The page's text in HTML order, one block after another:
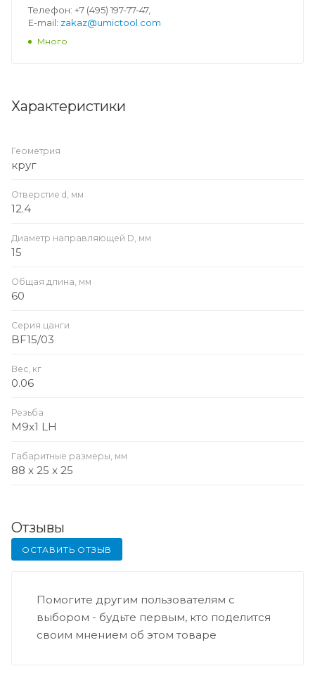
Телефон: +7 (495) 197-77-47,
E-mail: zakaz@umictool.com
Много
Характеристики
Геометрия
круг
Отверстие d, мм
12.4
Диаметр направляющей D, мм
15
Общая длина, мм
60
Серия цанги
BF15/03
Вес, кг
0.06
Резьба
M9x1 LH
Габаритные размеры, мм
88 x 25 x 25
Отзывы
ОСТАВИТЬ ОТЗЫВ
Помогите другим пользователям с
выбором - будьте первым, кто поделится
своим мнением об этом товаре